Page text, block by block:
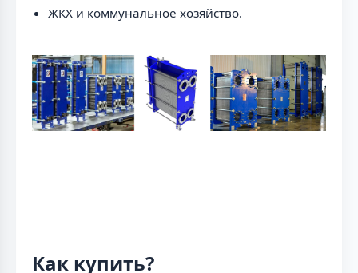
ЖКХ и коммунальное хозяйство.
Как купить?